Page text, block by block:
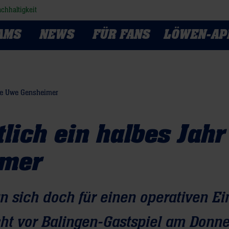
NEWS FÜR FANS LÖWEN-
Uwe Gensheimer
ein halbes Jahr
sich doch für einen operativen
vor Balingen-Gastspiel am